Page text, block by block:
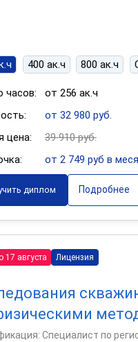
400 ак.ч 800 ак.ч
часов:
от 256 ак.ч
от 32 980 руб.
цена:
39 910 руб.
от 2 749 руб в
диплом Подробнее
17 августа Лицензия
Специалист по